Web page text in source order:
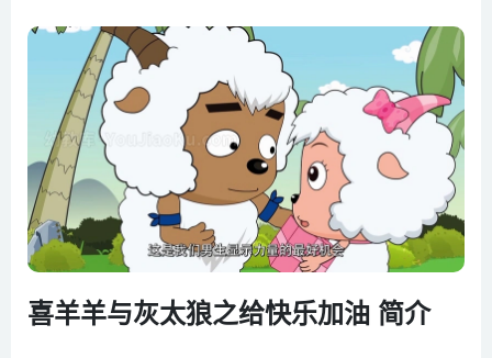
喜羊羊与灰太狼之给快乐加油 简介